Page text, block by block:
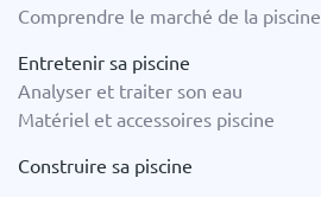
Comprendre le marché de la piscine
Entretenir sa piscine
Analyser et traiter son eau
Matériel et accessoires piscine
Construire sa piscine